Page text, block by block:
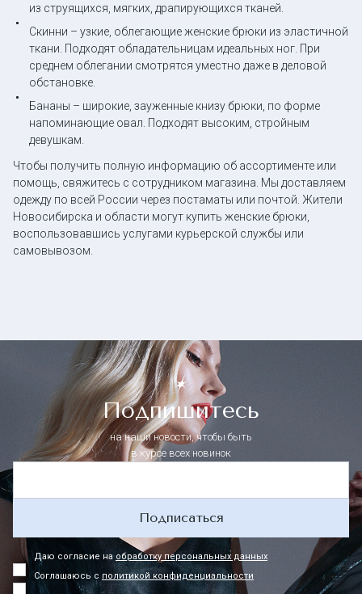
из струящихся, мягких, драпирующихся тканей.
Скинни – узкие, облегающие женские брюки из эластичной
ткани. Подходят обладательницам идеальных ног. При
среднем облегании смотрятся уместно даже в деловой
обстановке.
Бананы – широкие, зауженные книзу брюки, по форме
напоминающие овал. Подходят высоким, стройным
девушкам.
Чтобы получить полную информацию об ассортименте или
помощь, свяжитесь с сотрудником магазина. Мы доставляем
одежду по всей России через постаматы или почтой. Жители
Новосибирска и области могут купить женские брюки,
воспользовавшись услугами курьерской службы или
самовывозом.
Подпишитесь
на наши новости, чтобы быть
в курсе всех новинок
Подписаться
Даю согласие наобработку персональных данных
Соглашаюсь с политикой конфиденциальности